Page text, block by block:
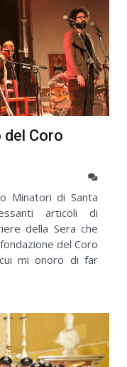
Coro
Minatori di Santa
articoli di
della Sera che
del Coro
mi onoro di far